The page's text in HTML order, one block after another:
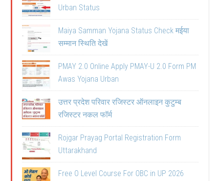
Urban Status
Maiya Samman Yojana Status Check मईया
सम्मान स्थिति देखें
PMAY 2.0 Online Apply PMAY-U 2.0 Form PM
Awas Yojana Urban
उत्तर प्रदेश परिवार रजिस्टर ऑनलाइन कुटुम्ब
रजिस्टर नकल फॉर्म
Rojgar Prayag Portal Registration Form
Uttarakhand
Free O Level Course For OBC in UP 2026